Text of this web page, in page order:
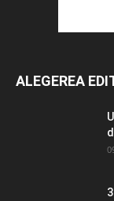
ALEGEREA